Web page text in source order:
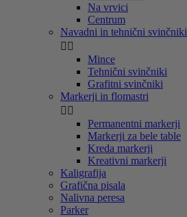
Na vrvici
Centrum
Navadni in tehnični svinčniki
 
Mince
Tehnični svinčniki
Grafitni svinčniki
Markerji in flomastri
 
Permanentni markerji
Markerji za bele table
Kreda markerji
Kreativni markerji
Kaligrafija
Grafična pisala
Nalivna peresa
Parker